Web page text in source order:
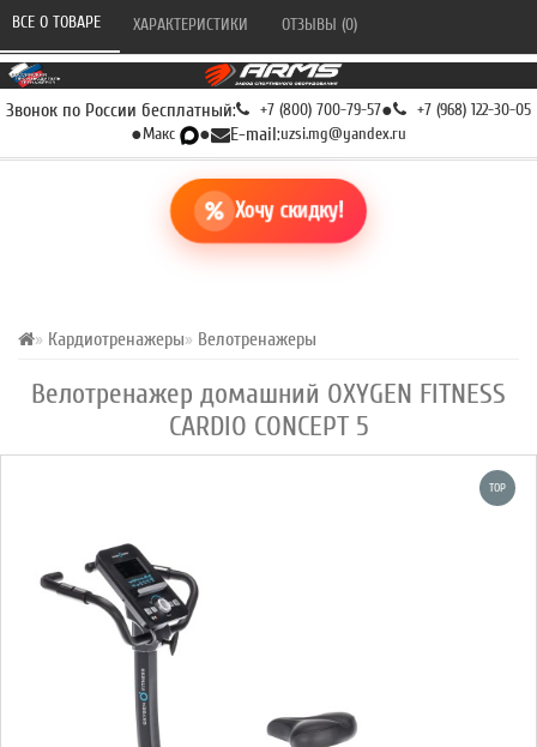
Звонок по России бесплатный: +7 (800) 700-79-57● +7 (968) 122-30-05
●Макс ● E-mail:uzsi.mg@yandex.ru
Хочу скидку!
Кардиотренажеры Велотренажеры
Велотренажер домашний OXYGEN FITNESS
CARDIO CONCEPT 5
ВСЕ О ТОВАРЕ ХАРАКТЕРИСТИКИ ОТЗЫВЫ (0)
TOP